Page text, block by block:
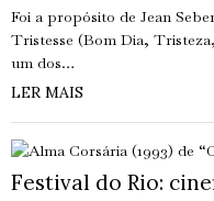
Foi a propósito de Jean
Tristesse (Bom Dia,
um dos…
LER MAIS
Festival do Rio: